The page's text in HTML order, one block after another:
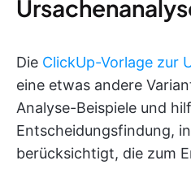
Die ClickUp-Vorlage zur
eine etwas andere
Analyse-Beispiele und
Entscheidungsfindung,
berücksichtigt, die zum